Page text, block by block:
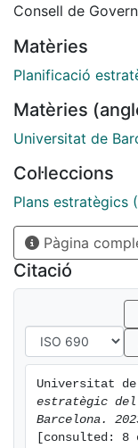
Consell de
Matèries
Planificació
Matèries
Universitat de
Col·leccions
Plans estratègics
Pàgina
Citació
Universitat de
estratègic del
Barcelona.
[consulted: